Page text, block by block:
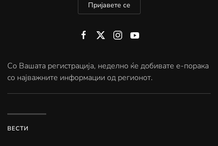
Пријавете се
Со Вашата регистрација, неделно ќе добивате е-порака
со најважните информации од регионот.
ВЕСТИ